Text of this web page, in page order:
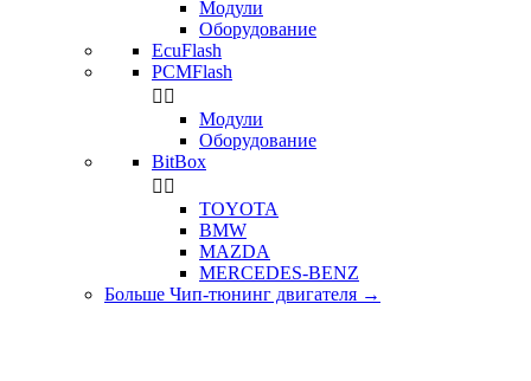
Модули
Оборудование
EcuFlash
PCMFlash
 
Модули
Оборудование
BitBox
 
TOYOTA
BMW
MAZDA
MERCEDES-BENZ
Больше Чип-тюнинг двигателя →